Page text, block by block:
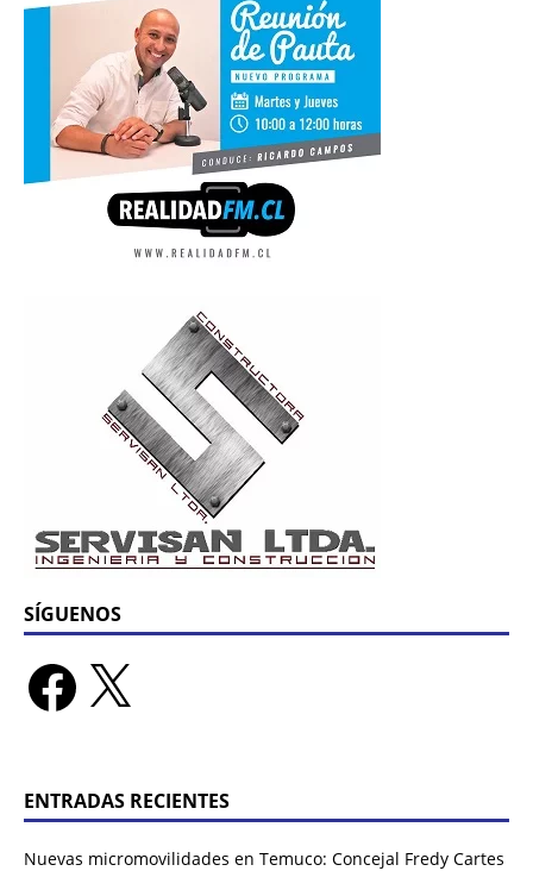
SÍGUENOS
ENTRADAS RECIENTES
Nuevas micromovilidades en Temuco: Concejal Fredy Cartes